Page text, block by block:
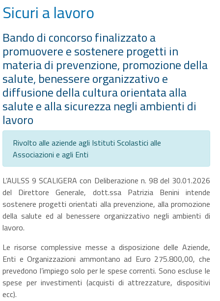
Sicuri a lavoro
Bando di concorso finalizzato a
promuovere e sostenere progetti in
materia di prevenzione, promozione della
salute, benessere organizzativo e
diffusione della cultura orientata alla
salute e alla sicurezza negli ambienti di
lavoro
Rivolto alle aziende agli Istituti Scolastici alle
Associazioni e agli Enti
L’AULSS 9 SCALIGERA con Deliberazione n. 98 del 30.01.2026
del Direttore Generale, dott.ssa Patrizia Benini intende
sostenere progetti orientati alla prevenzione, alla promozione
della salute ed al benessere organizzativo negli ambienti di
lavoro.
Le risorse complessive messe a disposizione delle Aziende,
Enti e Organizzazioni ammontano ad Euro 275.800,00, che
prevedono l’impiego solo per le spese correnti. Sono escluse le
spese per investimenti (acquisti di attrezzature, dispositivi
ecc).